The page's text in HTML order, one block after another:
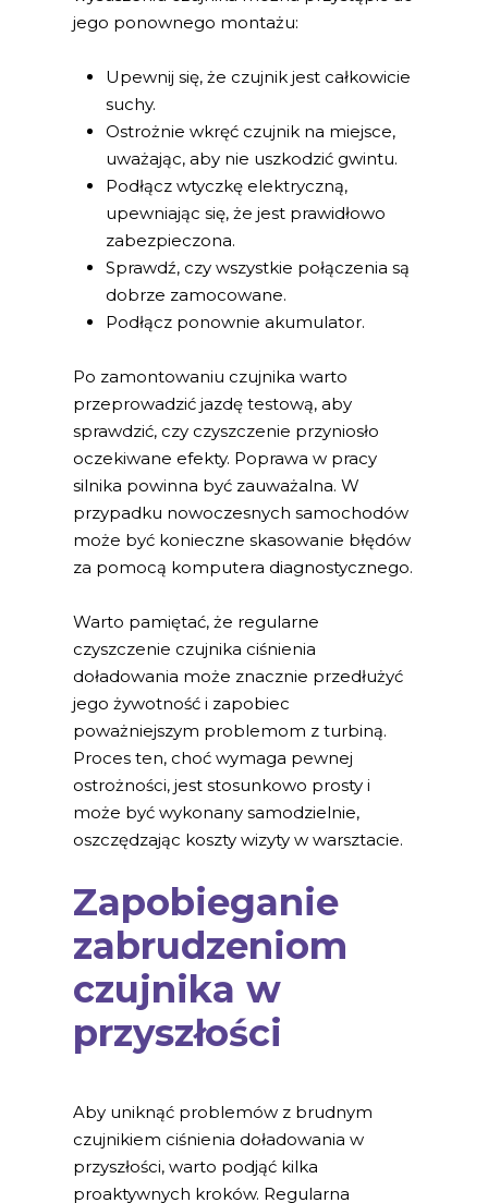
jego ponownego montażu:
Upewnij się, że czujnik jest całkowicie
suchy.
Ostrożnie wkręć czujnik na miejsce,
uważając, aby nie uszkodzić gwintu.
Podłącz wtyczkę elektryczną,
upewniając się, że jest prawidłowo
zabezpieczona.
Sprawdź, czy wszystkie połączenia są
dobrze zamocowane.
Podłącz ponownie akumulator.
Po zamontowaniu czujnika warto
przeprowadzić jazdę testową, aby
sprawdzić, czy czyszczenie przyniosło
oczekiwane efekty. Poprawa w pracy
silnika powinna być zauważalna. W
przypadku nowoczesnych samochodów
może być konieczne skasowanie błędów
za pomocą komputera diagnostycznego.
Warto pamiętać, że regularne
czyszczenie czujnika ciśnienia
doładowania może znacznie przedłużyć
jego żywotność i zapobiec
poważniejszym problemom z turbiną.
Proces ten, choć wymaga pewnej
ostrożności, jest stosunkowo prosty i
może być wykonany samodzielnie,
oszczędzając koszty wizyty w warsztacie.
Zapobieganie
zabrudzeniom
czujnika w
przyszłości
Aby uniknąć problemów z brudnym
czujnikiem ciśnienia doładowania w
przyszłości, warto podjąć kilka
proaktywnych kroków. Regularna